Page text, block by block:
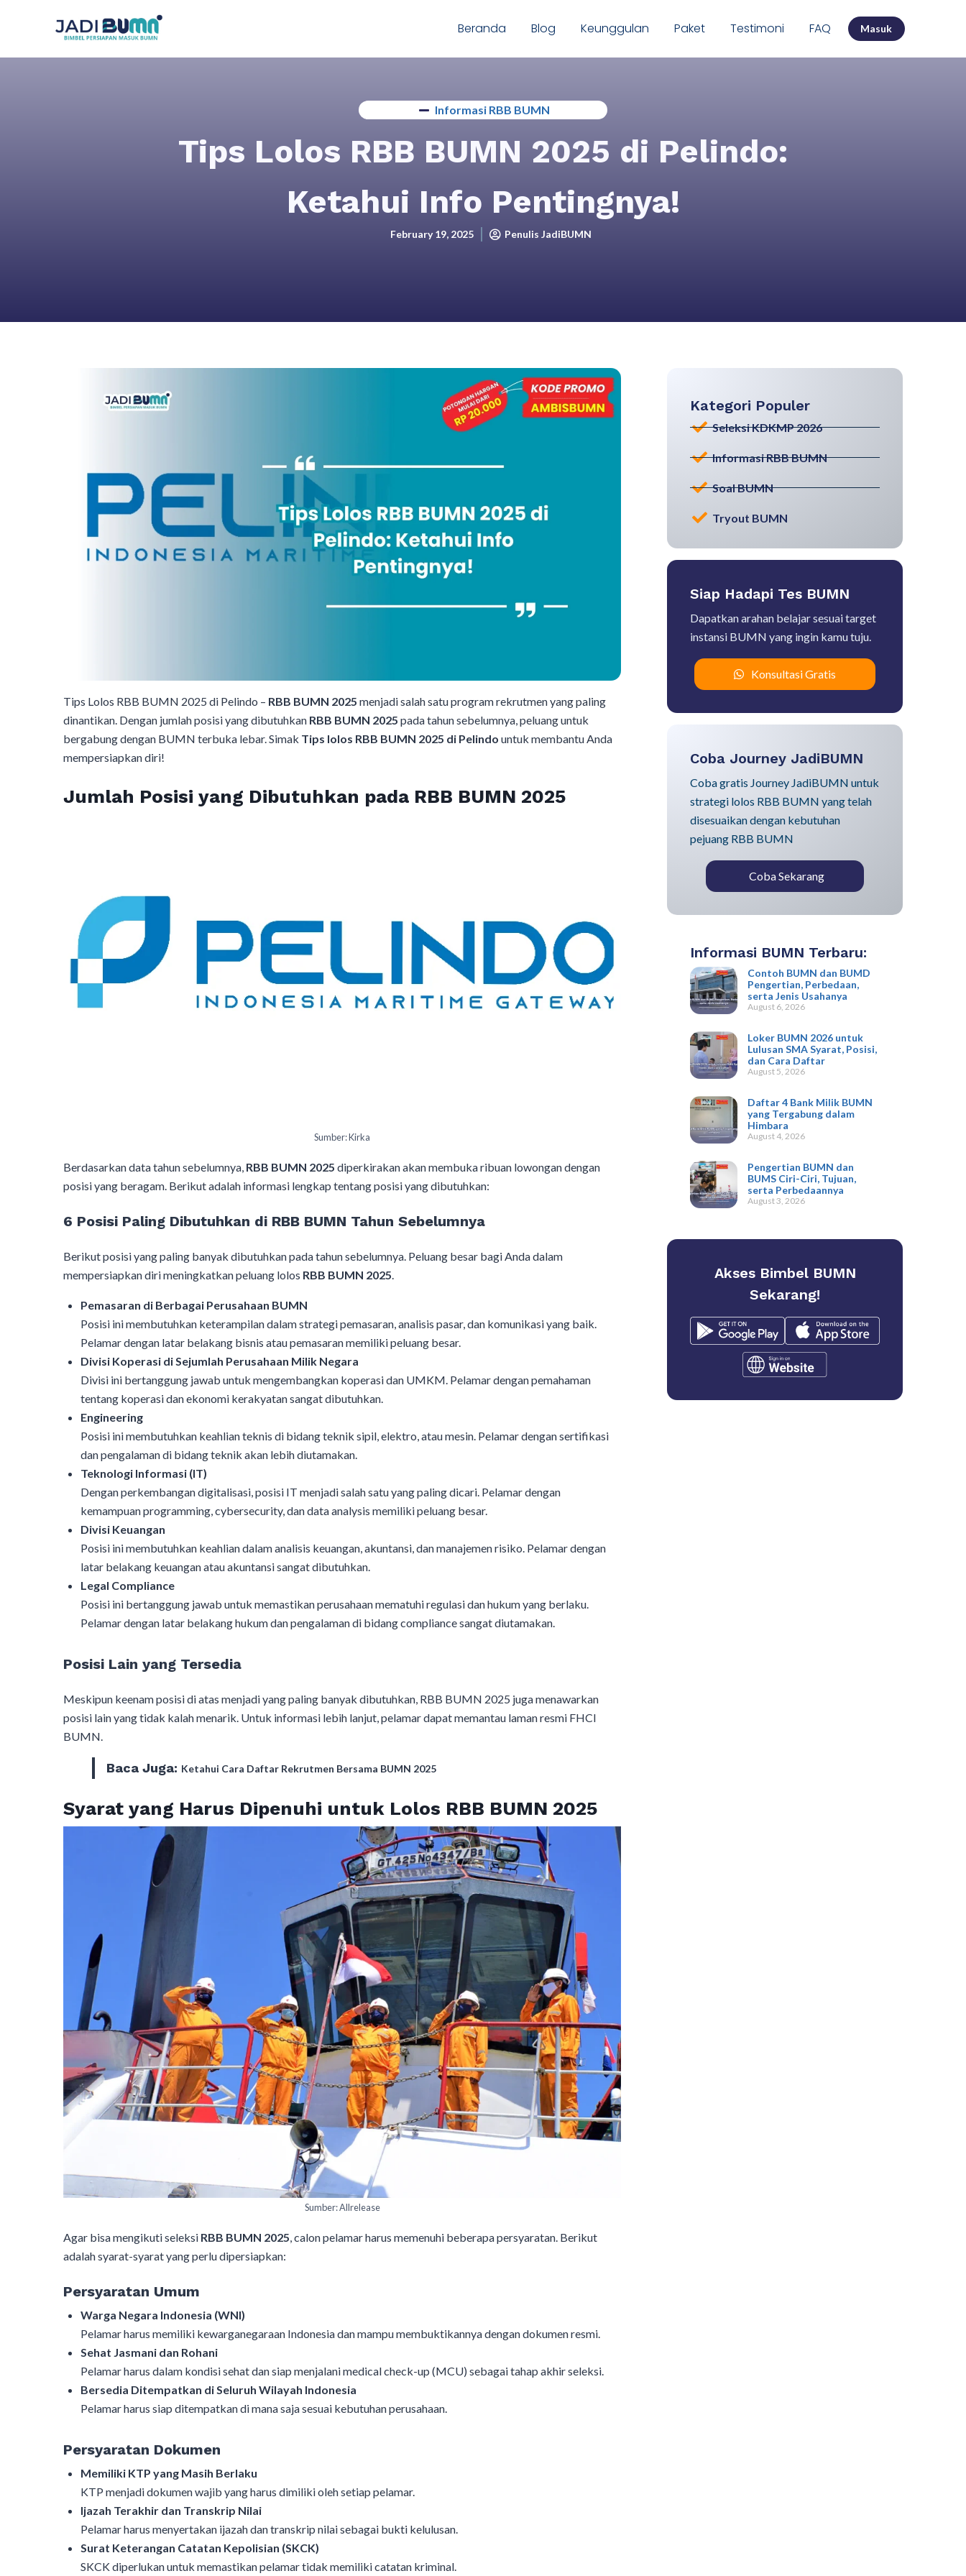
Beranda Blog Keunggulan Paket Testimoni FAQ Masuk
Informasi RBB BUMN
Tips Lolos RBB BUMN 2025 di Pelindo:
Ketahui Info Pentingnya!
February 19, 2025 Penulis JadiBUMN
Tips Lolos RBB BUMN 2025 di Pelindo – RBB BUMN 2025 menjadi salah satu program rekrutmen yang paling
dinantikan. Dengan jumlah posisi yang dibutuhkan RBB BUMN 2025 pada tahun sebelumnya, peluang untuk
bergabung dengan BUMN terbuka lebar. Simak Tips lolos RBB BUMN 2025 di Pelindo untuk membantu Anda
mempersiapkan diri!
Jumlah Posisi yang Dibutuhkan pada RBB BUMN 2025
Sumber: Kirka
Berdasarkan data tahun sebelumnya, RBB BUMN 2025 diperkirakan akan membuka ribuan lowongan dengan
posisi yang beragam. Berikut adalah informasi lengkap tentang posisi yang dibutuhkan:
6 Posisi Paling Dibutuhkan di RBB BUMN Tahun Sebelumnya
Berikut posisi yang paling banyak dibutuhkan pada tahun sebelumnya. Peluang besar bagi Anda dalam
mempersiapkan diri meningkatkan peluang lolos RBB BUMN 2025.
Pemasaran di Berbagai Perusahaan BUMN
Posisi ini membutuhkan keterampilan dalam strategi pemasaran, analisis pasar, dan komunikasi yang baik.
Pelamar dengan latar belakang bisnis atau pemasaran memiliki peluang besar.
Divisi Koperasi di Sejumlah Perusahaan Milik Negara
Divisi ini bertanggung jawab untuk mengembangkan koperasi dan UMKM. Pelamar dengan pemahaman
tentang koperasi dan ekonomi kerakyatan sangat dibutuhkan.
Engineering
Posisi ini membutuhkan keahlian teknis di bidang teknik sipil, elektro, atau mesin. Pelamar dengan sertifikasi
dan pengalaman di bidang teknik akan lebih diutamakan.
Teknologi Informasi (IT)
Dengan perkembangan digitalisasi, posisi IT menjadi salah satu yang paling dicari. Pelamar dengan
kemampuan programming, cybersecurity, dan data analysis memiliki peluang besar.
Divisi Keuangan
Posisi ini membutuhkan keahlian dalam analisis keuangan, akuntansi, dan manajemen risiko. Pelamar dengan
latar belakang keuangan atau akuntansi sangat dibutuhkan.
Legal Compliance
Posisi ini bertanggung jawab untuk memastikan perusahaan mematuhi regulasi dan hukum yang berlaku.
Pelamar dengan latar belakang hukum dan pengalaman di bidang compliance sangat diutamakan.
Posisi Lain yang Tersedia
Meskipun keenam posisi di atas menjadi yang paling banyak dibutuhkan, RBB BUMN 2025 juga menawarkan
posisi lain yang tidak kalah menarik. Untuk informasi lebih lanjut, pelamar dapat memantau laman resmi FHCI
BUMN.
Baca Juga: Ketahui Cara Daftar Rekrutmen Bersama BUMN 2025
Syarat yang Harus Dipenuhi untuk Lolos RBB BUMN 2025
Sumber: Allrelease
Agar bisa mengikuti seleksi RBB BUMN 2025, calon pelamar harus memenuhi beberapa persyaratan. Berikut
adalah syarat-syarat yang perlu dipersiapkan:
Persyaratan Umum
Warga Negara Indonesia (WNI)
Pelamar harus memiliki kewarganegaraan Indonesia dan mampu membuktikannya dengan dokumen resmi.
Sehat Jasmani dan Rohani
Pelamar harus dalam kondisi sehat dan siap menjalani medical check-up (MCU) sebagai tahap akhir seleksi.
Bersedia Ditempatkan di Seluruh Wilayah Indonesia
Pelamar harus siap ditempatkan di mana saja sesuai kebutuhan perusahaan.
Persyaratan Dokumen
Memiliki KTP yang Masih Berlaku
KTP menjadi dokumen wajib yang harus dimiliki oleh setiap pelamar.
Ijazah Terakhir dan Transkrip Nilai
Pelamar harus menyertakan ijazah dan transkrip nilai sebagai bukti kelulusan.
Surat Keterangan Catatan Kepolisian (SKCK)
SKCK diperlukan untuk memastikan pelamar tidak memiliki catatan kriminal.
Kategori Populer
Seleksi KDKMP 2026
Informasi RBB BUMN
Soal BUMN
Tryout BUMN
Siap Hadapi Tes BUMN
Dapatkan arahan belajar sesuai target
instansi BUMN yang ingin kamu tuju.
Konsultasi Gratis
Coba Journey JadiBUMN
Coba gratis Journey JadiBUMN untuk
strategi lolos RBB BUMN yang telah
disesuaikan dengan kebutuhan
pejuang RBB BUMN
Coba Sekarang
Informasi BUMN Terbaru:
Contoh BUMN dan BUMD
Pengertian, Perbedaan,
serta Jenis Usahanya
August 6, 2026
Loker BUMN 2026 untuk
Lulusan SMA Syarat, Posisi,
dan Cara Daftar
August 5, 2026
Daftar 4 Bank Milik BUMN
yang Tergabung dalam
Himbara
August 4, 2026
Pengertian BUMN dan
BUMS Ciri-Ciri, Tujuan,
serta Perbedaannya
August 3, 2026
Akses Bimbel BUMN
Sekarang!